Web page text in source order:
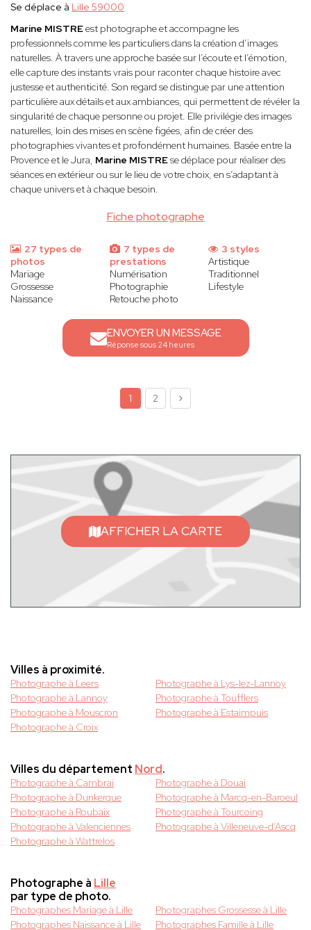
Fiche photographe
Se déplace à Lille 59000
Marine MISTREest photographe et accompagne les
professionnels comme les particuliers dans la création d’images
naturelles. À travers une approche basée sur l’écoute et l’émotion,
elle capture des instants vrais pour raconter chaque histoire avec
justesse et authenticité. Son regard se distingue par une attention
particulière aux détails et aux ambiances, qui permettent de révéler la
singularité de chaque personne ou projet. Elle privilégie des images
naturelles, loin des mises en scène figées, afin de créer des
photographies vivantes et profondément humaines. Basée entre la
Provence et le Jura, Marine MISTREse déplace pour réaliser des
séances en extérieur ou sur le lieu de votre choix, en s’adaptant à
chaque univers et à chaque besoin.
27 types de
photos
Mariage
Grossesse
Naissance
7 types de
prestations
Numérisation
Photographie
Retouche photo
3 styles
Artistique
Traditionnel
Lifestyle
ENVOYER UN MESSAGE
Réponse sous 24 heures
1 2
AFFICHER LA CARTE
Villes à proximité.
Photographe à Leers
Photographe à Lys-lez-Lannoy
Photographe à Lannoy
Photographe à Toufflers
Photographe à Mouscron
Photographe à Estaimpuis
Photographe à Croix
Villes du département Nord.
Photographe à Cambrai
Photographe à Douai
Photographe à Dunkerque
Photographe à Marcq-en-Baroeul
Photographe à Roubaix
Photographe à Tourcoing
Photographe à Valenciennes
Photographe à Villeneuve-d’Ascq
Photographe à Wattrelos
Photographe à Lille
par type de photo.
Photographes Mariage à Lille
Photographes Grossesse à Lille
Photographes Naissance à Lille
Photographes Famille à Lille